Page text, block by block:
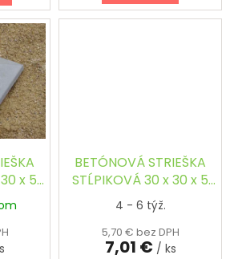
x 5
BETÓNOVÁ STRIEŠKA
STĹPIKOVÁ 30 x 30 x 5
cm - ŠTVORCOVÁ,
ŠIKMÁ, FAREBNÁ
4 - 6 týž.
5,70 € bez DPH
7,01 € / ks